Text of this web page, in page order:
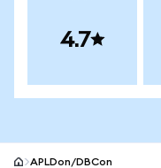
4.7
APLDon/DBCon